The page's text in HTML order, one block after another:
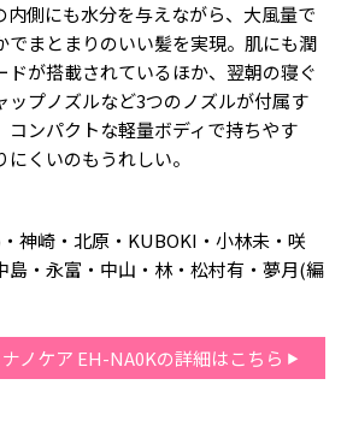
内側にも水分を与えながら、大風量で
でまとまりのいい髪を実現。肌にも潤
ドが搭載されているほか、翌朝の寝ぐ
ップノズルなど3つのノズルが付属す
コンパクトな軽量ボディで持ちやす
くいのもうれしい。
神崎・北原・KUBOKI・小林未・咲
島・永富・中山・林・松村有・夢月(編
ノケア EH-NA0Kの詳細はこちら